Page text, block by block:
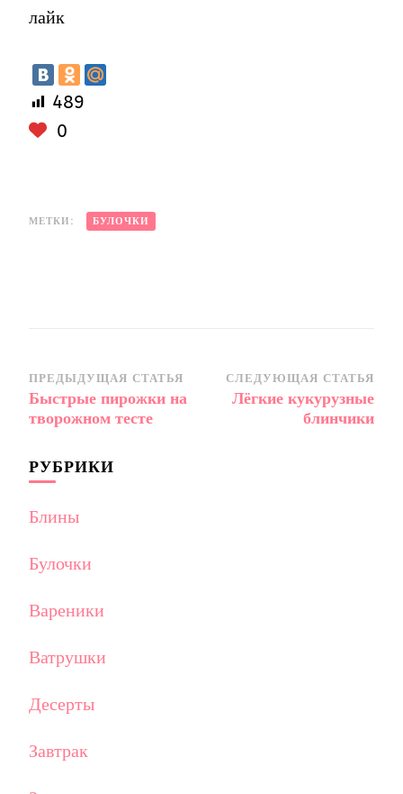
лайк
489
0
МЕТКИ: БУЛОЧКИ
Навигация
по
ПРЕДЫДУЩАЯ СТАТЬЯ
Быстрые пирожки на
творожном тесте
СЛЕДУЮЩАЯ СТАТЬЯ
Лёгкие кукурузные
блинчики
РУБРИКИ
Блины
Булочки
Вареники
Ватрушки
Десерты
Завтрак